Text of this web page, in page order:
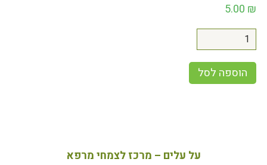
5.00 ₪
הוספה לסל
על עלים – מרכז לצמחי מרפא